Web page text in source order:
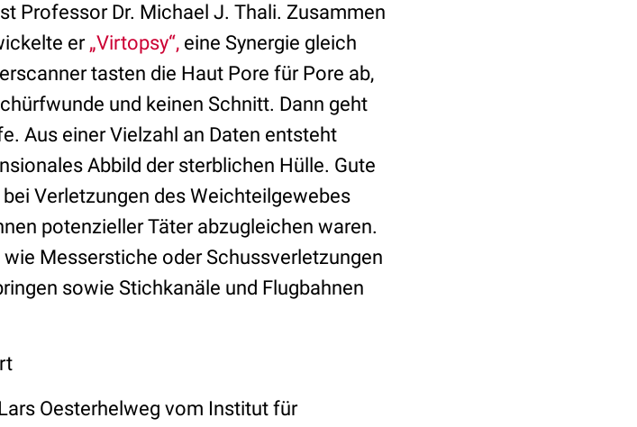
Professor Dr. Michael J. Thali. Zusammen
er „Virtopsy“, eine Synergie gleich
tasten die Haut Pore für Pore ab,
und keinen Schnitt. Dann geht
Aus einer Vielzahl an Daten entsteht
Abbild der sterblichen Hülle. Gute
Verletzungen des Weichteilgewebes
potenzieller Täter abzugleichen waren.
Messerstiche oder Schussverletzungen
sowie Stichkanäle und Flugbahnen
Oesterhelweg vom Institut für